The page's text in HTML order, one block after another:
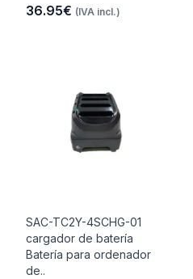
36.95€ (IVA incl.)
SAC-TC2Y-4SCHG-01
cargador de batería
Batería para ordenador
de..